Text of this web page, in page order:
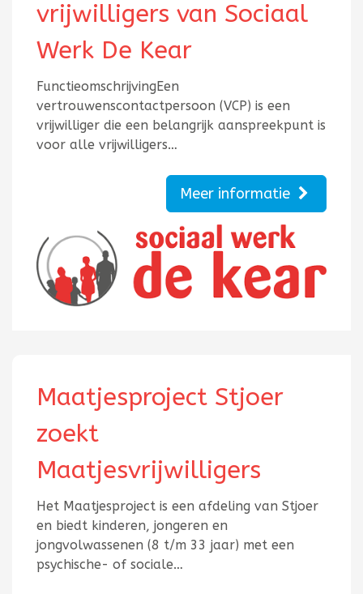
vrijwilligers van Sociaal
Werk De Kear
FunctieomschrijvingEen
vertrouwenscontactpersoon (VCP) is een
vrijwilliger die een belangrijk aanspreekpunt is
voor alle vrijwilligers…
Meer informatie
Maatjesproject Stjoer
zoekt
Maatjesvrijwilligers
Het Maatjesproject is een afdeling van Stjoer
en biedt kinderen, jongeren en
jongvolwassenen (8 t/m 33 jaar) met een
psychische- of sociale…